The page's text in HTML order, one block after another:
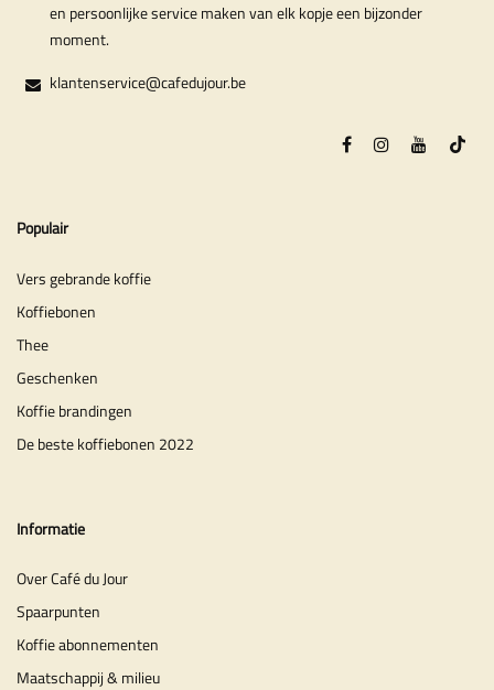
en persoonlijke service maken van elk kopje een bijzonder
moment.
klantenservice@cafedujour.be
Populair
Vers gebrande koffie
Koffiebonen
Thee
Geschenken
Koffie brandingen
De beste koffiebonen 2022
Informatie
Over Café du Jour
Spaarpunten
Koffie abonnementen
Maatschappij & milieu